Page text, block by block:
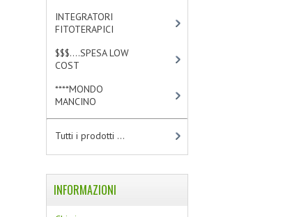
INTEGRATORI
FITOTERAPICI
$$$....SPESA LOW
COST
****MONDO
MANCINO
Tutti i prodotti ...
INFORMAZIONI